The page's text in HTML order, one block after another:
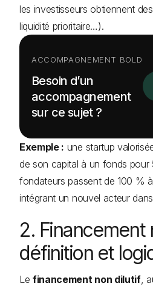
les investisseurs obtiennent
liquidité prioritaire…).
ACCOMPAGNEMENT BOLD
Besoin d’un
accompagnement
sur ce sujet ?
Exemple : une startup
de son capital à un fonds
fondateurs passent de 100 %
intégrant un nouvel acteur
2. Financement
définition et
Lefinancement non dilutif,